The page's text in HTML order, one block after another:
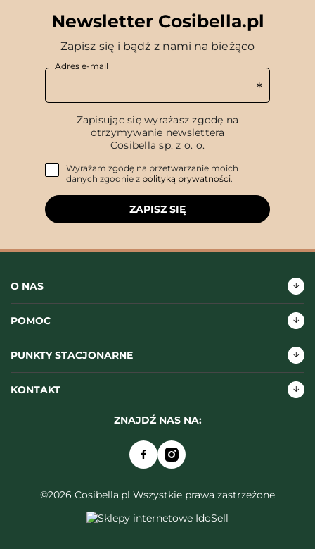
Newsletter Cosibella.pl
Zapisz się i bądź z nami na bieżąco
Adres e-mail
Zapisując się wyrażasz zgodę na
otrzymywanie newslettera
Cosibella sp. z o. o.
Wyrażam zgodę na przetwarzanie moich
danych zgodnie z polityką prywatności.
ZAPISZ SIĘ
O NAS
POMOC
PUNKTY STACJONARNE
KONTAKT
ZNAJDŹ NAS NA:
©2026 Cosibella.pl Wszystkie prawa zastrzeżone